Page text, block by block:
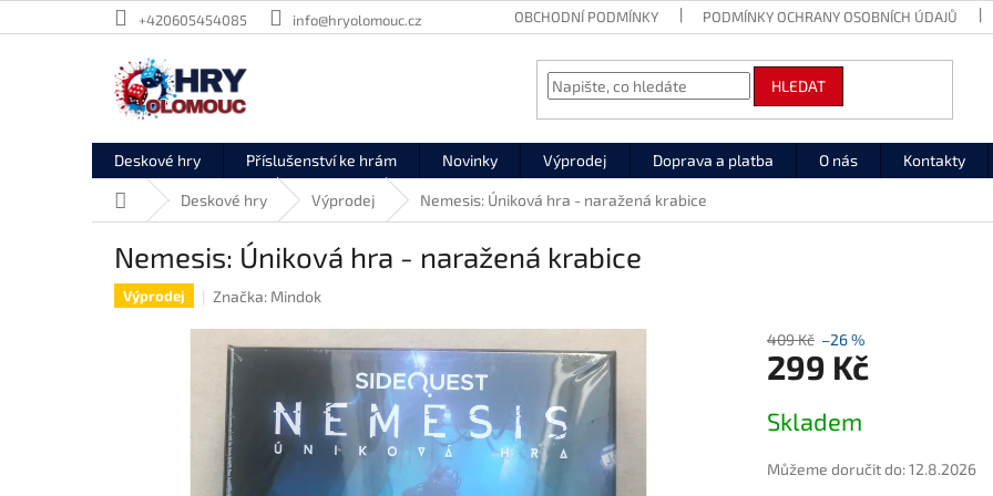
na
+420605454085 info@hryolomouc.cz OBCHODNÍ PODMÍNKY PODMÍNKY OCHRANY OSOBNÍCH ÚDAJŮ
HLEDAT
Deskové hry Příslušenství ke hrám Novinky Výprodej Doprava a platba O nás Kontakty
Domů Deskové hry Výprodej Nemesis: Úniková hra - naražená krabice
Nemesis: Úniková hra - naražená krabice
Výprodej Značka: Mindok
409 Kč –26 %
299 Kč
cena:
Skladem
Můžeme doručit do:12.8.2026